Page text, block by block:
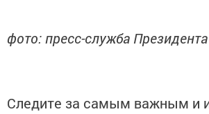
фото: пресс-служба
Следите за самым важным и